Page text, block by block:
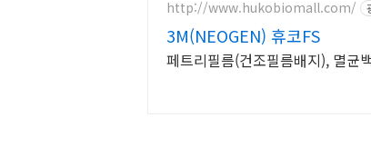
http://www.hukobiomall.com/
3M(NEOGEN) 휴코FS
페트리필름(건조필름배지), 멸균